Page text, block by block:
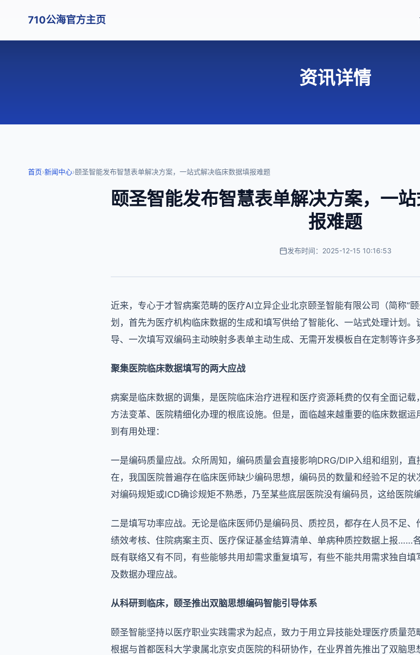
710公海官方主页
资讯详情
首页›新闻中心›颐圣智能发布智慧表单解决方案，一站式解决临床数据填报难题
颐圣智能发布智慧表单解决方案，一
报难题
发布时间：2025-12-15 10:16:53
近来，专心于才智病案范畴的医疗AI立异企业北京颐圣智能有限公司（简称“
划，首先为医疗机构临床数据的生成和填写供给了智能化、一站式处理计划。
导、一次填写双编码主动映射多表单主动生成、无需开发模板自在定制等许多
聚集医院临床数据填写的两大应战
病案是临床数据的调集，是医院临床治疗进程和医疗资源耗费的仅有全面记载
方法变革、医院精细化办理的根底设施。但是，面临越来越重要的临床数据
到有用处理：
一是编码质量应战。众所周知，编码质量会直接影响DRG/DIP入组和组别，
在，我国医院普遍存在临床医师缺少编码思想，编码员的数量和经验不足的状
对编码规矩或ICD确诊规矩不熟悉，乃至某些底层医院没有编码员，这给医院
二是填写功率应战。无论是临床医师仍是编码员、质控员，都存在人员不足、
绩效考核、住院病案主页、医疗保证基金结算清单、单病种质控数据上报……
既有联络又有不同，有些能够共用却需求重复填写，有些不能共用需求独自
及数据办理应战。
从科研到临床，颐圣推出双脑思想编码智能引导体系
颐圣智能坚持以医疗职业实践需求为起点，致力于用立异技能处理医疗质量
根据与首都医科大学隶属北京安贞医院的科研协作，在业界首先推出了双脑